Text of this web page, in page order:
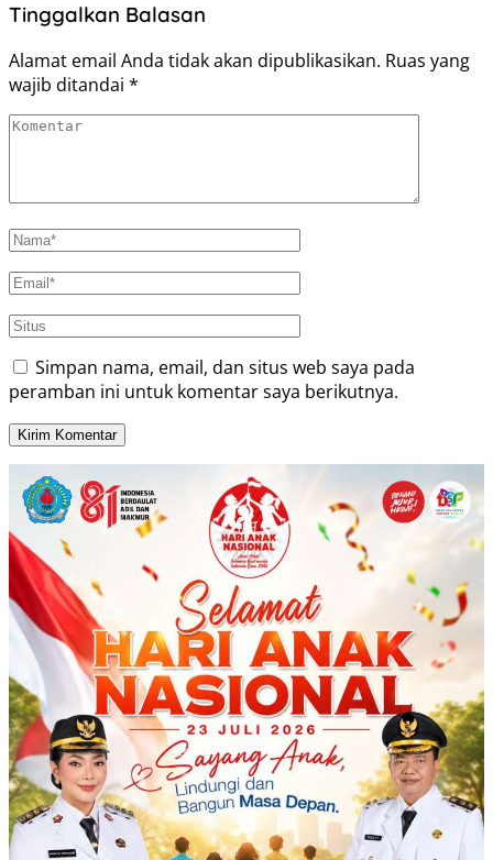
Tinggalkan Balasan
Alamat email Anda tidak akan dipublikasikan. Ruas yang
wajib ditandai *
Simpan nama, email, dan situs web saya pada
peramban ini untuk komentar saya berikutnya.